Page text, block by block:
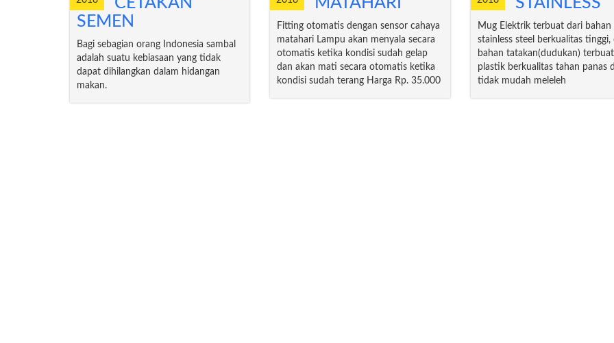
SEMEN
Bagi sebagian orang Indonesia sambal
adalah suatu kebiasaan yang tidak
dapat dihilangkan dalam hidangan
makan.
Fitting otomatis dengan sensor cahaya
matahari Lampu akan menyala secara
otomatis ketika kondisi sudah gelap
dan akan mati secara otomatis ketika
kondisi sudah terang Harga Rp. 35.000
Mug Elektrik terbuat dari bahan
stainless steel berkualitas tinggi,
bahan tatakan(dudukan)
plastik berkualitas tahan panas
tidak mudah meleleh